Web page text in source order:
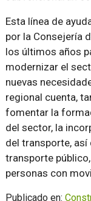
Esta línea de
por la Consejería
los últimos años
modernizar el
nuevas
regional cuenta,
fomentar la
del sector, la
del transporte,
transporte
personas con
Publicado en: